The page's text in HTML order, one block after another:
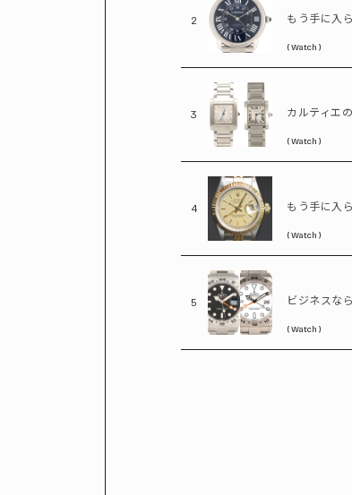
2
( Watch )
3
( Watch )
4
( Watch )
5
( Watch )